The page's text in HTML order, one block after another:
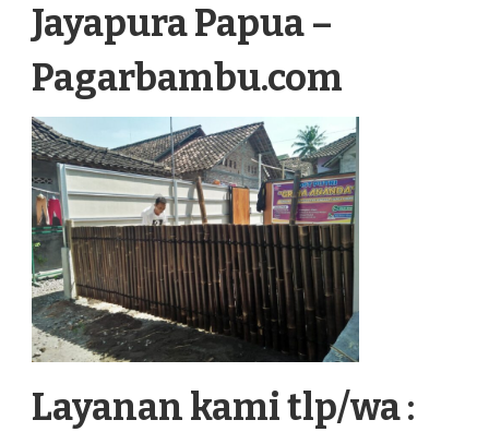
Jayapura Papua –
Pagarbambu.com
Layanan kami tlp/wa :